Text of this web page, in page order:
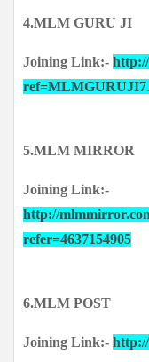
4.MLM GURU JI
Joining Link:-
5.MLM MIRROR
Joining Link:-
http://
refer=4637154905
6.MLM POST
Joining Link:-